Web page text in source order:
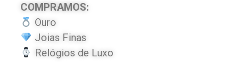
COMPRAMOS:
Ouro
Joias Finas
Relógios de Luxo